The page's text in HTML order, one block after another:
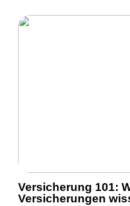
Versicherung 101:
Versicherungen